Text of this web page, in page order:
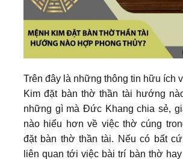
Trên đây là những thông tin hữu ích
Kim đặt bàn thờ thần tài hướng
những gì mà Đức Khang chia sẻ,
nào hiểu hơn về việc thờ cúng
đặt bàn thờ thần tài. Nếu có bất
liên quan tới việc bài trí bàn thờ